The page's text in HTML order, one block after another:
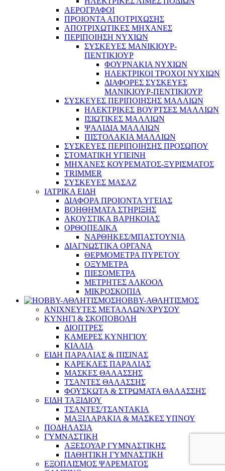
ΑΕΡΟΓΡΑΦΟΙ
ΠΡΟΙΟΝΤΑ ΑΠΟΤΡΙΧΩΣΗΣ
ΑΠΟΤΡΙΧΩΤΙΚΕΣ ΜΗΧΑΝΕΣ
ΠΕΡΙΠΟΙΗΣΗ ΝΥΧΙΩΝ
ΣΥΣΚΕΥΕΣ ΜΑΝΙΚΙΟΥΡ-
ΠΕΝΤΙΚΙΟΥΡ
ΦΟΥΡΝΑΚΙΑ ΝΥΧΙΩΝ
ΗΛΕΚΤΡΙΚΟΙ ΤΡΟΧΟΙ ΝΥΧΙΩΝ
ΔΙΑΦΟΡΕΣ ΣΥΣΚΕΥΕΣ
ΜΑΝΙΚΙΟΥΡ-ΠΕΝΤΙΚΙΟΥΡ
ΣΥΣΚΕΥΕΣ ΠΕΡΙΠΟΙΗΣΗΣ ΜΑΛΛΙΩΝ
ΗΛΕΚΤΡΙΚΕΣ ΒΟΥΡΤΣΕΣ ΜΑΛΛΙΩΝ
ΙΣΙΩΤΙΚΕΣ ΜΑΛΛΙΩΝ
ΨΑΛΙΔΙΑ ΜΑΛΛΙΩΝ
ΠΙΣΤΟΛΑΚΙΑ ΜΑΛΛΙΩΝ
ΣΥΣΚΕΥΕΣ ΠΕΡΙΠΟΙΗΣΗΣ ΠΡΟΣΩΠΟΥ
ΣΤΟΜΑΤΙΚΗ ΥΓΙΕΙΝΗ
ΜΗΧΑΝΕΣ ΚΟΥΡΕΜΑΤΟΣ-ΞΥΡΙΣΜΑΤΟΣ
TRIMMER
ΣΥΣΚΕΥΕΣ ΜΑΣΑΖ
ΙΑΤΡΙΚΑ ΕΙΔΗ
ΔΙΑΦΟΡΑ ΠΡΟΙΟΝΤΑ ΥΓΕΙΑΣ
ΒΟΗΘΗΜΑΤΑ ΣΤΗΡΙΞΗΣ
ΑΚΟΥΣΤΙΚΑ ΒΑΡΗΚΟΙΑΣ
ΟΡΘΟΠΕΔΙΚΑ
ΝΑΡΘΗΚΕΣ/ΜΠΑΣΤΟΥΝΙΑ
ΔΙΑΓΝΩΣΤΙΚΑ ΟΡΓΑΝΑ
ΘΕΡΜΟΜΕΤΡΑ ΠΥΡΕΤΟΥ
ΟΞΥΜΕΤΡΑ
ΠΙΕΣΟΜΕΤΡΑ
ΜΕΤΡΗΤΕΣ ΑΛΚΟΟΛ
ΜΙΚΡΟΣΚΟΠΙΑ
HOBBY-ΑΘΛΗΤΙΣΜΟΣ
ΑΝΙΧΝΕΥΤΕΣ ΜΕΤΑΛΛΩΝ/ΧΡΥΣΟΥ
ΚΥΝΗΓΙ & ΣΚΟΠΟΒΟΛΗ
ΔΙΟΠΤΡΕΣ
ΚΑΜΕΡΕΣ ΚΥΝΗΓΙΟΥ
ΚΙΑΛΙΑ
ΕΙΔΗ ΠΑΡΑΛΙΑΣ & ΠΙΣΙΝΑΣ
ΚΑΡΕΚΛΕΣ ΠΑΡΑΛΙΑΣ
ΜΑΣΚΕΣ ΘΑΛΑΣΣΗΣ
ΤΣΑΝΤΕΣ ΘΑΛΑΣΣΗΣ
ΦΟΥΣΚΩΤΑ & ΣΤΡΩΜΑΤΑ ΘΑΛΑΣΣΗΣ
ΕΙΔΗ ΤΑΞΙΔΙΟΥ
ΤΣΑΝΤΕΣ/ΤΣΑΝΤΑΚΙΑ
ΜΑΞΙΛΑΡΑΚΙΑ & ΜΑΣΚΕΣ ΥΠΝΟΥ
ΠΟΔΗΛΑΣΙΑ
ΓΥΜΝΑΣΤΙΚΗ
ΑΞΕΣΟΥΑΡ ΓΥΜΝΑΣΤΙΚΗΣ
ΠΑΘΗΤΙΚΗ ΓΥΜΝΑΣΤΙΚΗ
ΕΞΟΠΛΙΣΜΟΣ ΨΑΡΕΜΑΤΟΣ